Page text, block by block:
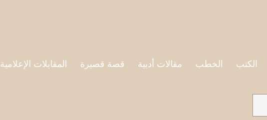
الكتب الخطب مقالات أدبية قصة قصيرة المقابلات الإعلامية